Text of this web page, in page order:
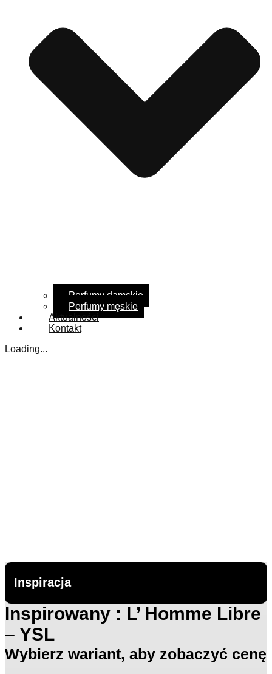
Perfumy damskie
Perfumy męskie
Aktualności
Kontakt
Loading...
Inspiracja
Inspirowany : L’ Homme Libre
– YSL
Wybierz wariant, aby zobaczyć cenę